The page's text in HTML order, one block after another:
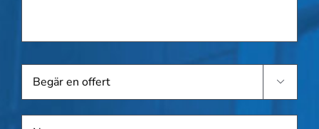
känt
en
offert

Namn *